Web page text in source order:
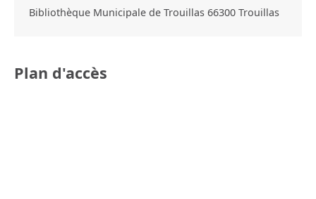
Bibliothèque Municipale de Trouillas 66300 Trouillas
Plan d'accès